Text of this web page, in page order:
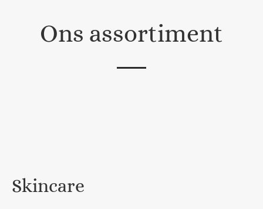
Ons assortiment
Skincare